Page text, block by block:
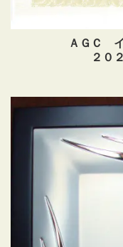
ＡＧＣ
２０